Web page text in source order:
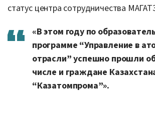
статус центра сотрудничества
«В этом году по
программе “Управление в
отрасли” успешно прошли
числе и граждане
“Казатомпрома”».